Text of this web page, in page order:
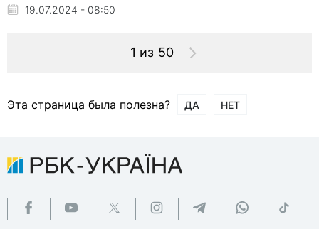
19.07.2024 - 08:50
1 из 50
Эта страница была полезна? ДА НЕТ